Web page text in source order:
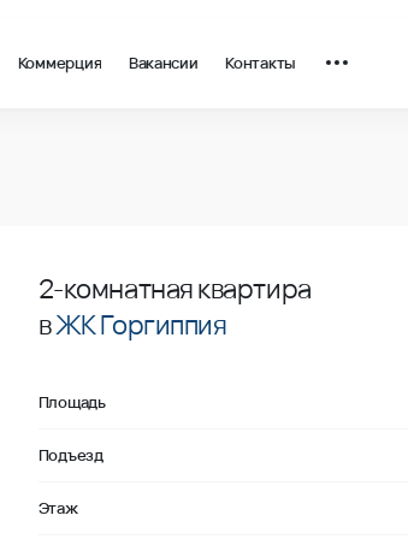
Коммерция Вакансии Контакты
2-комнатная квартира
вЖК Горгиппия
Площадь
Подъезд
Этаж